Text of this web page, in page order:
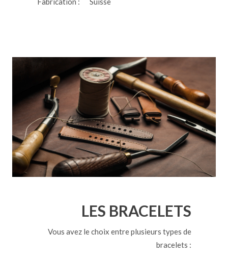
LES BRACELETS
Vous avez le choix entre plusieurs types de
bracelets :